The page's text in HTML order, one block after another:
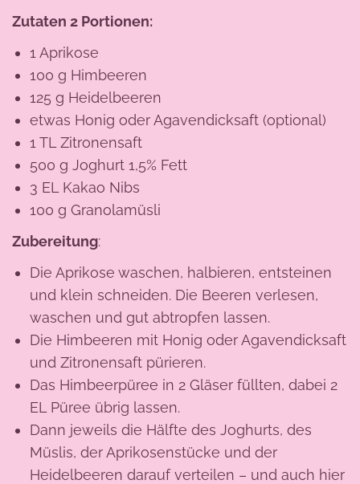
Zutaten 2 Portionen:
1 Aprikose
100 g Himbeeren
125 g Heidelbeeren
etwas Honig oder Agavendicksaft (optional)
1 TL Zitronensaft
500 g Joghurt 1,5% Fett
3 EL Kakao Nibs
100 g Granolamüsli
Zubereitung:
Die Aprikose waschen, halbieren, entsteinen
und klein schneiden. Die Beeren verlesen,
waschen und gut abtropfen lassen.
Die Himbeeren mit Honig oder Agavendicksaft
und Zitronensaft pürieren.
Das Himbeerpüree in 2 Gläser füllten, dabei 2
EL Püree übrig lassen.
Dann jeweils die Hälfte des Joghurts, des
Müslis, der Aprikosenstücke und der
Heidelbeeren darauf verteilen – und auch hier